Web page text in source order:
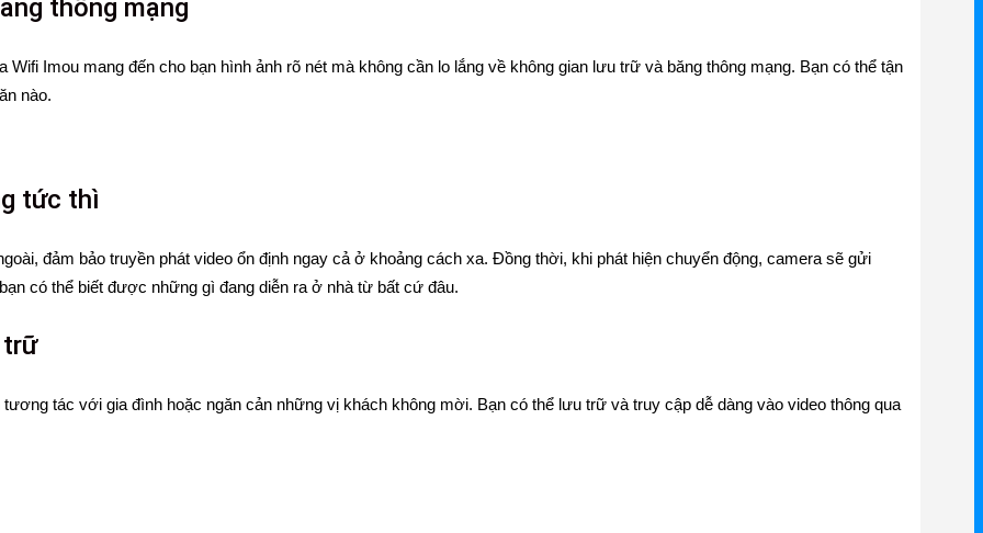
thông mạng
Imou mang đến cho bạn hình ảnh rõ nét mà không cần lo lắng về không gian lưu trữ và băng thông mạng. Bạn có thể tận
nào.
tức thì
đảm bảo truyền phát video ổn định ngay cả ở khoảng cách xa. Đồng thời, khi phát hiện chuyển động, camera sẽ gửi
có thể biết được những gì đang diễn ra ở nhà từ bất cứ đâu.
trữ
tác với gia đình hoặc ngăn cản những vị khách không mời. Bạn có thể lưu trữ và truy cập dễ dàng vào video thông qua